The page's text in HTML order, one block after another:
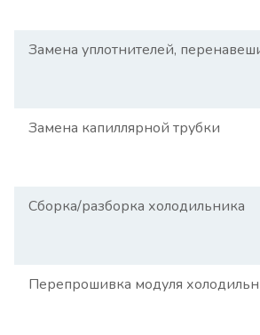
Замена уплотнителей,
Замена капиллярной трубки
Сборка/разборка холодильника
Перепрошивка модуля